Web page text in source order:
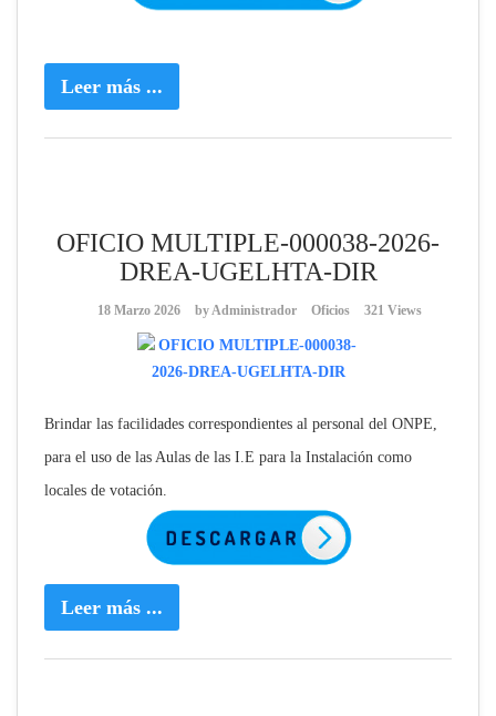
Leer más ...
OFICIO MULTIPLE-000038-2026-
DREA-UGELHTA-DIR
18 Marzo 2026 by Administrador Oficios 321 Views
Brindar las facilidades correspondientes al personal del ONPE,
para el uso de las Aulas de las I.E para la Instalación como
locales de votación.
Leer más ...